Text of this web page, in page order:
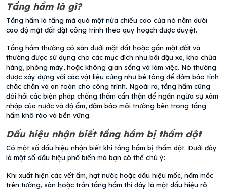
Tầng hầm là gì?
Tầng hầm là tầng mà quá một nửa chiều cao của nó nằm dưới
cao độ mặt đất đặt công trình theo quy hoạch được duyệt.
Tầng hầm thường có sàn dưới mặt đất hoặc gần mặt đất và
thường được sử dụng cho các mục đích như bãi đậu xe, kho chứa
hàng, phòng máy, hoặc không gian sống và làm việc. Nó thường
được xây dựng với các vật liệu cứng như bê tông để đảm bảo tính
chắc chắn và an toàn cho công trình. Ngoài ra, tầng hầm cũng
đòi hỏi các biện pháp chống thấm cẩn thận để ngăn ngừa sự xâm
nhập của nước và độ ẩm, đảm bảo môi trường bên trong tầng
hầm khô ráo và bền vững.
Dấu hiệu nhận biết tầng hầm bị thấm dột
Có một số dấu hiệu nhận biết khi tầng hầm bị thấm dột. Dưới đây
là một số dấu hiệu phổ biến mà bạn có thể chú ý:
Khi xuất hiện các vết ẩm, hạt nước hoặc dấu hiệu mốc, nấm mốc
trên tường, sàn hoặc trần tầng hầm thì đây là một dấu hiệu rõ